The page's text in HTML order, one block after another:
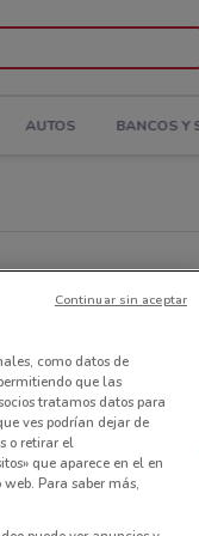
AUTOS BANCOS Y
Tiendas
Circuito
(méxico)
15 km
como datos de
que las
tratamos datos para
ves podrían dejar de
o retirar el
que aparece en el en
Para saber más,
Continuar sin aceptar